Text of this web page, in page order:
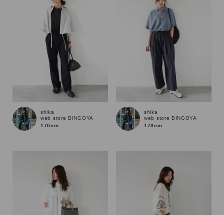
MENS KIDS
ブランド
shika
web store BINGOYA
170cm
shika
web store BINGOYA
170cm